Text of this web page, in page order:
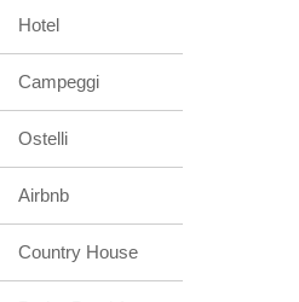
Hotel
Campeggi
Ostelli
Airbnb
Country House